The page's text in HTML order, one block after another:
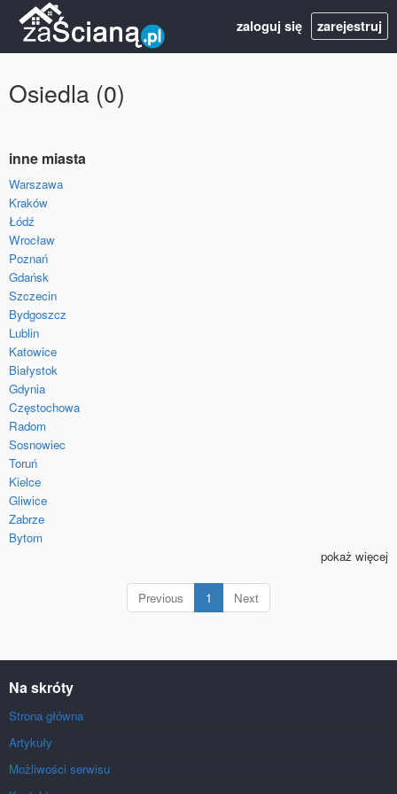
zaloguj się zarejestruj
Osiedla (0)
inne miasta
Warszawa
Kraków
Łódź
Wrocław
Poznań
Gdańsk
Szczecin
Bydgoszcz
Lublin
Katowice
Białystok
Gdynia
Częstochowa
Radom
Sosnowiec
Toruń
Kielce
Gliwice
Zabrze
Bytom
pokaż więcej
Previous 1 (current)
Next
Na skróty
Strona główna
Artykuły
Możliwości serwisu